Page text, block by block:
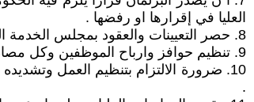
العليا في إقرارها او رفضها .
8. حصر التعيينات والعقود بمجلس الخدمة العامة وعدم السماح لكل الوحدات التنفيذية بما فيها وحدات التمويل الذاتي بالتعاقد والتعيين لشغل الوظائف الحكومية .
9. تنظيم حوافز وارباح الموظفين وكل مصادر الدخل الإضافية التي يحصل عليها الموظف بحيث لا تزيد عن متوسط الراتب الشهري للموظف .
10. ضرورة الالتزام بتنظيم العمل
.